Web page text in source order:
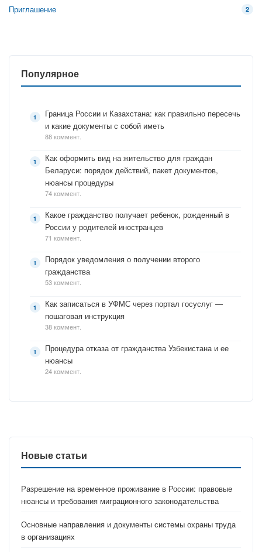
Приглашение 2
Популярное
Граница России и Казахстана: как правильно пересечь
и какие документы с собой иметь
88 коммент.
Как оформить вид на жительство для граждан
Беларуси: порядок действий, пакет документов,
нюансы процедуры
74 коммент.
Какое гражданство получает ребенок, рожденный в
России у родителей иностранцев
71 коммент.
Порядок уведомления о получении второго
гражданства
53 коммент.
Как записаться в УФМС через портал госуслуг —
пошаговая инструкция
38 коммент.
Процедура отказа от гражданства Узбекистана и ее
нюансы
24 коммент.
Новые статьи
Разрешение на временное проживание в России: правовые
нюансы и требования миграционного законодательства
Основные направления и документы системы охраны труда
в организациях